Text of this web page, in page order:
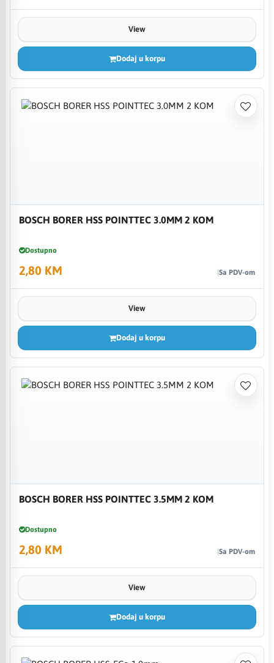
View
Dodaj u korpu
BOSCH BORER HSS POINTTEC 3.0MM 2 KOM
Dostupno
2,80 KM Sa PDV-om
View
Dodaj u korpu
BOSCH BORER HSS POINTTEC 3.5MM 2 KOM
Dostupno
2,80 KM Sa PDV-om
View
Dodaj u korpu